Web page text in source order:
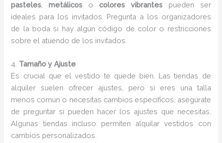
pasteles ,metálicos ocolores vibrantespueden ser
ideales para los invitados. Pregunta a los organizadores
de la boda si hay algún código de color o restricciones
sobre el atuendo de los invitados.
4. Tamaño y Ajuste
Es crucial que el vestido te quede bien. Las tiendas de
alquiler suelen ofrecer ajustes, pero si eres una talla
menos común o necesitas cambios específicos, asegúrate
de preguntar si pueden hacer los ajustes que necesitas.
Algunas tiendas incluso permiten alquilar vestidos con
cambios personalizados.